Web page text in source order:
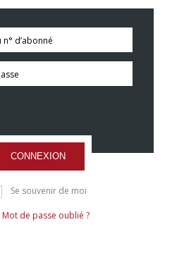
CONNEXION
Se souvenir de moi
Mot de passe oublié ?